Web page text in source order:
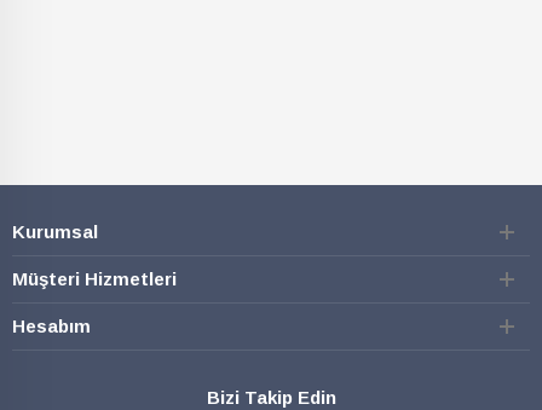
Kurumsal
Müşteri Hizmetleri
Hesabım
Bizi Takip Edin